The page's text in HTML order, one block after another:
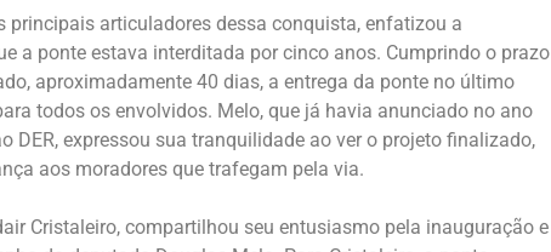
principais articuladores dessa conquista, enfatizou a
a ponte estava interditada por cinco anos. Cumprindo o prazo
aproximadamente 40 dias, a entrega da ponte no último
todos os envolvidos. Melo, que já havia anunciado no ano
DER, expressou sua tranquilidade ao ver o projeto finalizado,
aos moradores que trafegam pela via.
Cristaleiro, compartilhou seu entusiasmo pela inauguração e